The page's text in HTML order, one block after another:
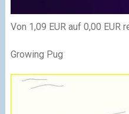
Von 1,09 EUR auf 0,00 EUR
Growing Pug